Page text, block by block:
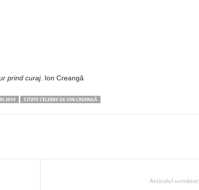
prind curaj. Ion Creangă
2014 CITATE CELEBRE DE ION CREANGĂ
Articolul următor